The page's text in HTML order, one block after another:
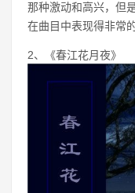
那种激动和高兴，但
在曲目中表现得非常
2、《春江花月夜》